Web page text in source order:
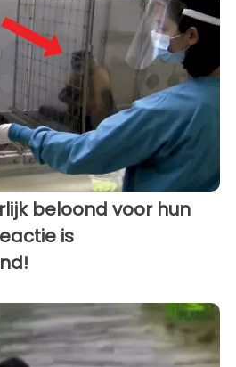
beloond voor hun
is